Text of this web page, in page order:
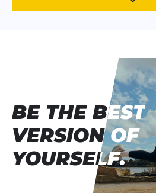
BE THE BEST
VERSION OF
YOURSELF.
BE THE BEST
VERSION OF
YOURSELF.